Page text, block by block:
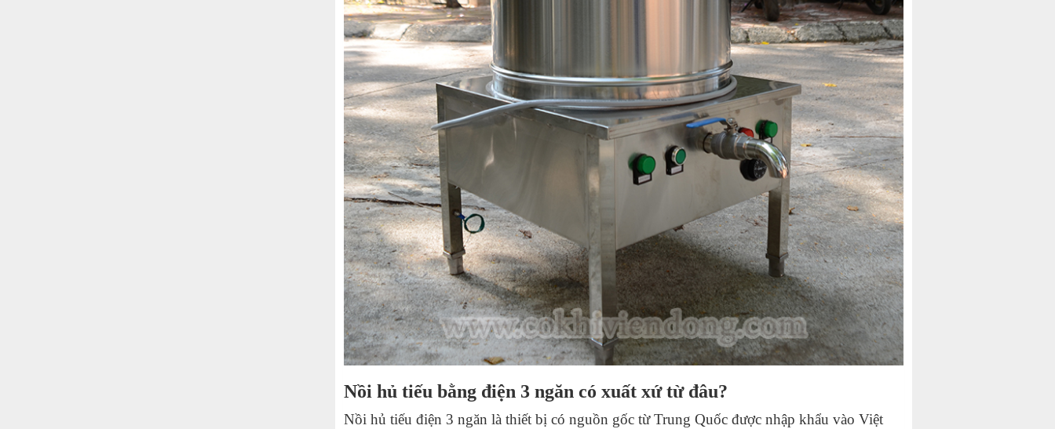
Nồi hủ tiếu bằng điện 3 ngăn có xuất xứ từ đâu?
Nồi hủ tiếu điện 3 ngăn là thiết bị có nguồn gốc từ Trung Quốc được nhập khẩu vào Việt